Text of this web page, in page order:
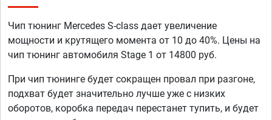
Чип тюнинг Mercedes S-class дает увеличение
мощности и крутящего момента от 10 до 40%. Цены на
чип тюнинг автомобиля Stage 1 от 14800 руб.
При чип тюнинге будет сокращен провал при разгоне,
подхват будет значительно лучше уже с низких
оборотов, коробка передач перестанет тупить, и будет